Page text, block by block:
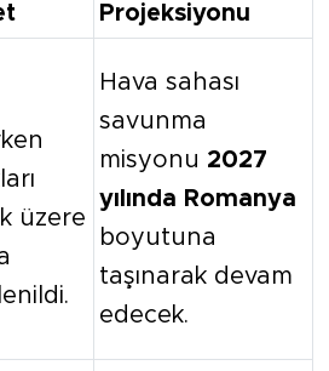
Projeksiyonu
üzere
Hava sahası
savunma
misyonu 2027
yılında Romanya
boyutuna
taşınarak devam
edecek.